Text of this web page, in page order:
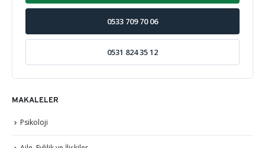
0533 709 70 06
0531 824 35 12
MAKALELER
Psikoloji